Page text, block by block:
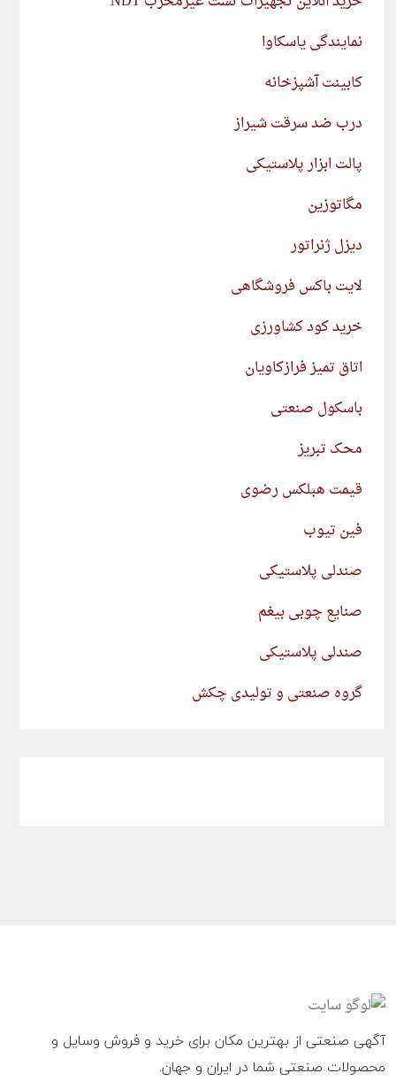
نمایندگی یاسکاوا
کابینت آشپزخانه
درب ضد سرقت شیراز
پالت ابزار پلاستیکی
مگاتوزین
دیزل ژنراتور
لایت باکس فروشگاهی
خرید کود کشاورزی
اتاق تمیز فرازکاویان
باسکول صنعتی
محک تبریز
قیمت هبلکس رضوی
فین تیوب
صندلی پلاستیکی
صنایع چوبی بیغم
صندلی پلاستیکی
گروه صنعتی و تولیدی چکش
آگهی صنعتی از بهترین مکان برای خرید و فروش وسایل و
محصولات صنعتی شما در ایران و جهان.